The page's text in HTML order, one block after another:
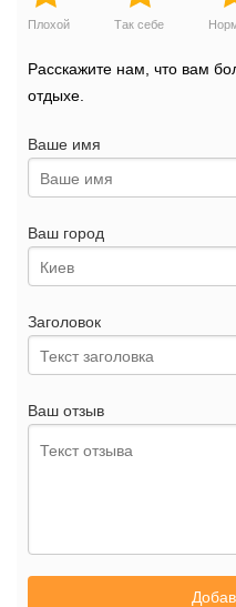
Плохой Так себе
Расскажите нам, что вам
отдыхе.
Ваше имя
Ваш город
Заголовок
Ваш отзыв